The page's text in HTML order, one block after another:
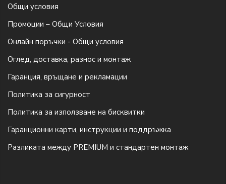
Общи условия
Промоции – Общи Условия
Онлайн поръчки - Общи условия
Оглед, доставка, разнос и монтаж
Гаранция, връщане и рекламации
Политика за сигурност
Политика за използване на бисквитки
Гаранционни карти, инструкции и поддръжка
Разликата между PREMIUM и стандартен монтаж